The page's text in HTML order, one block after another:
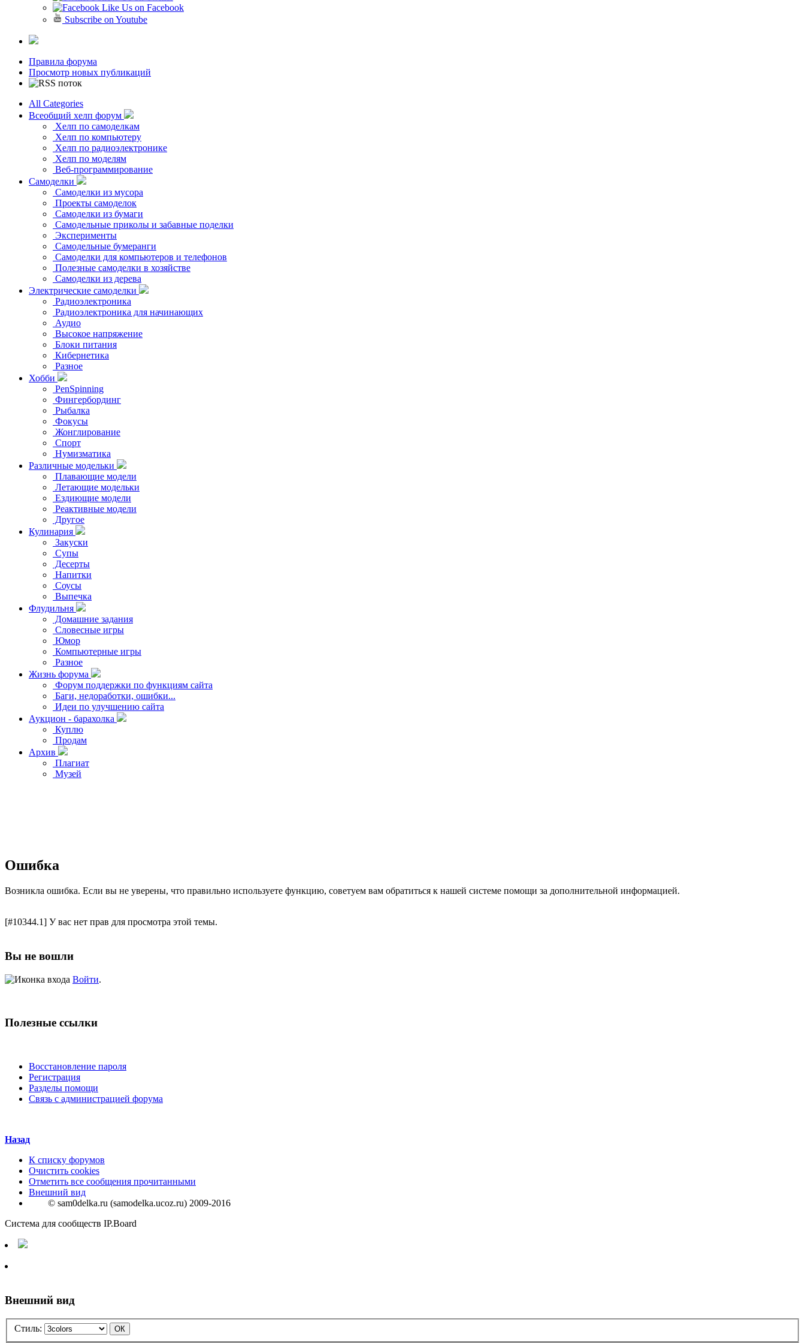
Like Us on Facebook
Subscribe on Youtube
Правила форума
Просмотр новых публикаций
All Categories
Всеобщий хелп форум
Хелп по самоделкам
Хелп по компьютеру
Хелп по радиоэлектронике
Хелп по моделям
Веб-программирование
Самоделки
Самоделки из мусора
Проекты самоделок
Самоделки из бумаги
Самодельные приколы и забавные поделки
Эксперименты
Самодельные бумеранги
Самоделки для компьютеров и телефонов
Полезные самоделки в хозяйстве
Самоделки из дерева
Электрические самоделки
Радиоэлектроника
Радиоэлектроника для начинающих
Аудио
Высокое напряжение
Блоки питания
Кибернетика
Разное
Хобби
PenSpinning
Фингербординг
Рыбалка
Фокусы
Жонглирование
Спорт
Нумизматика
Различные модельки
Плавающие модели
Летающие модельки
Ездиющие модели
Реактивные модели
Другое
Кулинария
Закуски
Супы
Десерты
Напитки
Соусы
Выпечка
Флудильня
Домашние задания
Словесные игры
Юмор
Компьютерные игры
Разное
Жизнь форума
Форум поддержки по функциям сайта
Баги, недоработки, ошибки...
Идеи по улучшению сайта
Аукцион - барахолка
Куплю
Продам
Архив
Плагиат
Музей
Ошибка
Возникла ошибка. Если вы не уверены, что правильно используете функцию, советуем вам обратиться к нашей системе помощи за дополнительной информацией.
[#10344.1] У вас нет прав для просмотра этой темы.
Вы не вошли
Войти.
Полезные ссылки
Восстановление пароля
Регистрация
Разделы помощи
Связь с администрацией форума
Назад
К списку форумов
Очистить cookies
Отметить все сообщения прочитанными
Внешний вид
© sam0delka.ru (samodelka.ucoz.ru) 2009-2016
Система для сообществ IP.Board
Внешний вид
Стиль: